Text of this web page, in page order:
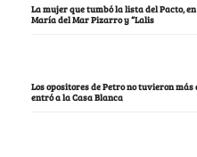
La mujer que tumbó la lista del Pacto,
María del Mar Pizarro y “Lalis
Los opositores de Petro no tuvieron
entró a la Casa Blanca